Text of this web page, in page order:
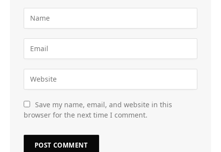
Save my name, email, and website in this
browser for the next time I comment.